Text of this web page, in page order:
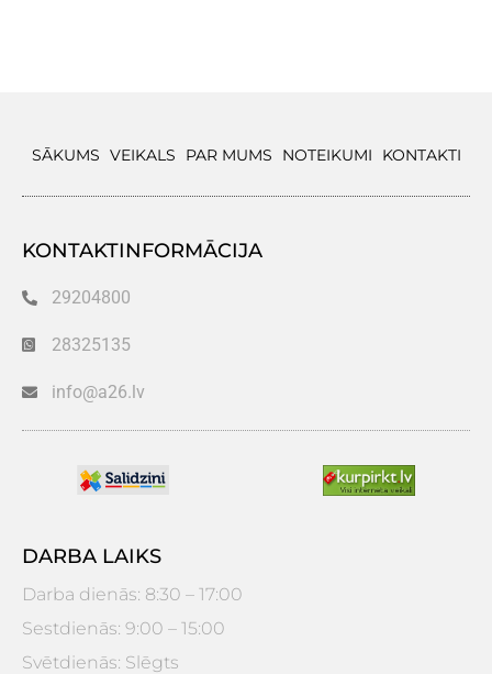
SĀKUMS VEIKALS PAR MUMS NOTEIKUMI KONTAKTI
KONTAKTINFORMĀCIJA
29204800
28325135
info@a26.lv
DARBA LAIKS
Darba dienās: 8:30 – 17:00
Sestdienās: 9:00 – 15:00
Svētdienās: Slēgts